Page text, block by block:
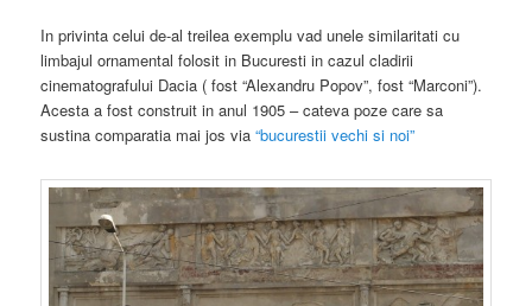
In privinta celui de-al treilea exemplu vad unele similaritati cu
limbajul ornamental folosit in Bucuresti in cazul cladirii
cinematografului Dacia ( fost “Alexandru Popov”, fost “Marconi”).
Acesta a fost construit in anul 1905 – cateva poze care sa
sustina comparatia mai jos via“bucurestii vechi si noi”